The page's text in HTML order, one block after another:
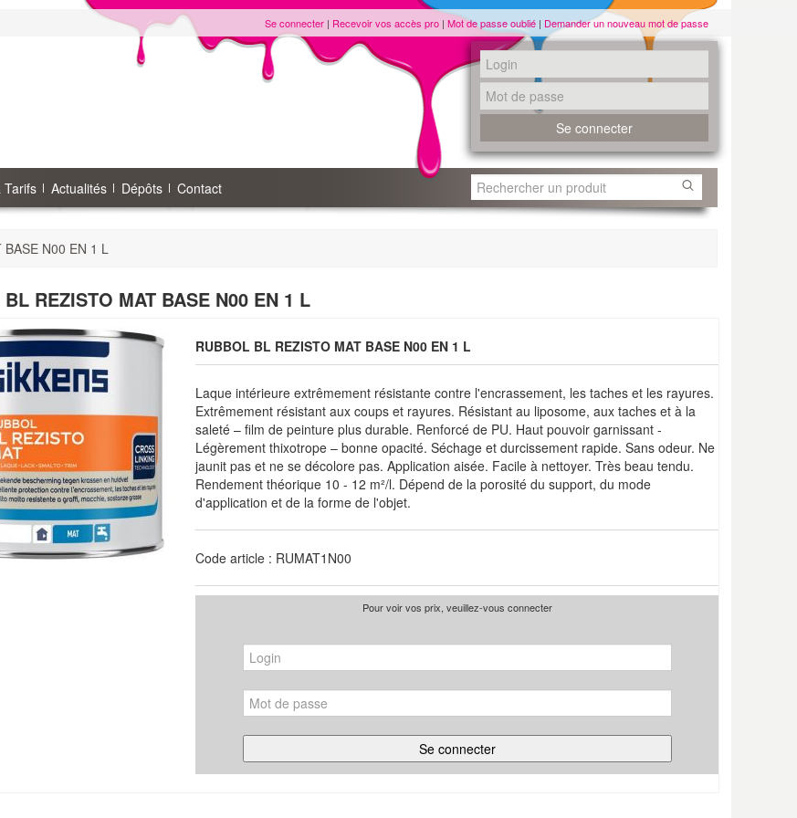
Se connecter | Recevoir vos accès pro | Mot de passe oublié | Demander un nouveau mot de passe
Tarifs Actualités Dépôts Contact
N00 EN 1 L
REZISTO MAT BASE N00 EN 1 L
RUBBOL BL REZISTO MAT BASE N00 EN 1 L
Laque intérieure extrêmement résistante contre l'encrassement, les taches et les rayures.
Extrêmement résistant aux coups et rayures. Résistant au liposome, aux taches et à la
saleté – film de peinture plus durable. Renforcé de PU. Haut pouvoir garnissant -
Légèrement thixotrope – bonne opacité. Séchage et durcissement rapide. Sans odeur. Ne
jaunit pas et ne se décolore pas. Application aisée. Facile à nettoyer. Très beau tendu.
Rendement théorique 10 - 12 m²/l. Dépend de la porosité du support, du mode
d'application et de la forme de l'objet.
Code article : RUMAT1N00
Pour voir vos prix, veuillez-vous connecter